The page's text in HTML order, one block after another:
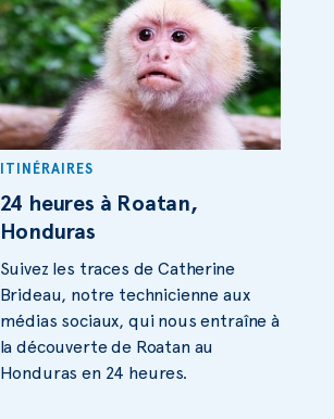
ITINÉRAIRES
24 heures à Roatan,
Honduras
Suivez les traces de Catherine
Brideau, notre technicienne aux
médias sociaux, qui nous entraîne à
la découverte de Roatan au
Honduras en 24 heures.